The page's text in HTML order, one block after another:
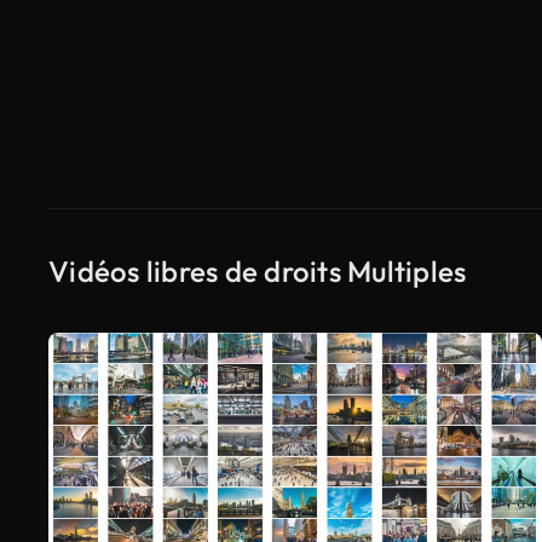
Vidéos libres de droits Multiples